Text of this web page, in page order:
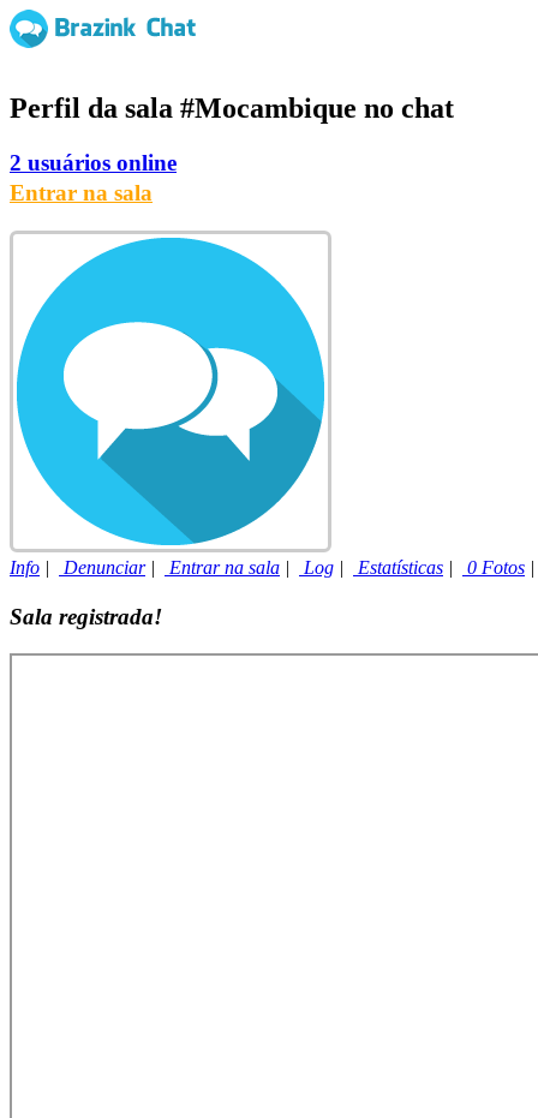
Perfil da sala #Mocambique no chat
2 usuários online
Entrar na sala
Info | Denunciar| Entrar na sala | Log | Estatísticas | 0 Fotos
Sala registrada!